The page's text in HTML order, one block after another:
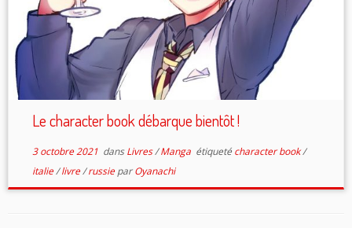
Le character book débarque bientôt !
3 octobre 2021dansLivres/Manga étiqueté character book/
italie/livre/russieparOyanachi